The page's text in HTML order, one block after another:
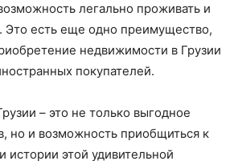
легально проживать и
Это есть еще одно преимущество,
недвижимости в Грузии
покупателей.
– это не только выгодное
но и возможность приобщиться к
истории этой удивительной